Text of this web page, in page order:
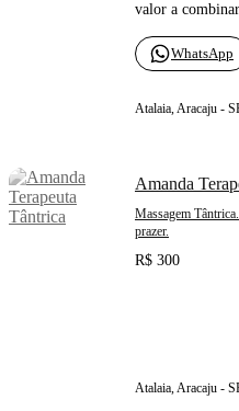
valor a combinar
WhatsApp
Atalaia, Aracaju -
Amanda
Massagem
prazer.
R$ 300
Atalaia, Aracaju -